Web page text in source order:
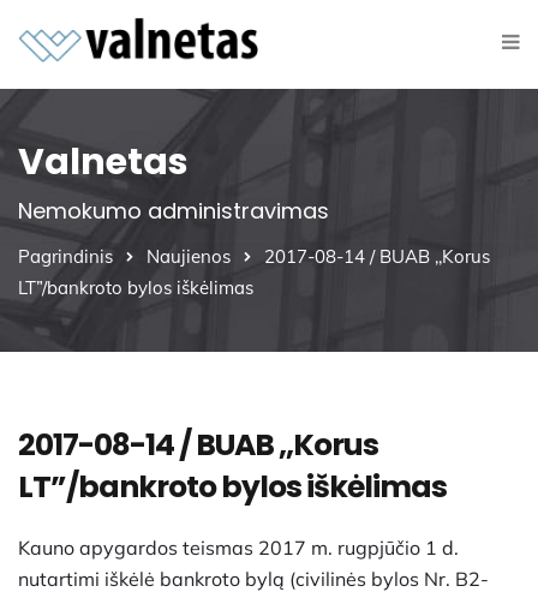
Valnetas
Nemokumo administravimas
Pagrindinis Naujienos
2017-08-14 / BUAB ,,Korus
LT”/bankroto bylos iškėlimas
2017-08-14 / BUAB ,,Korus
LT”/bankroto bylos iškėlimas
Kauno apygardos teismas 2017 m. rugpjūčio 1 d.
nutartimi iškėlė bankroto bylą (civilinės bylos Nr. B2-